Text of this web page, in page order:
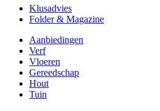
Klusadvies
Folder & Magazine
Aanbiedingen
Verf
Vloeren
Gereedschap
Hout
Tuin